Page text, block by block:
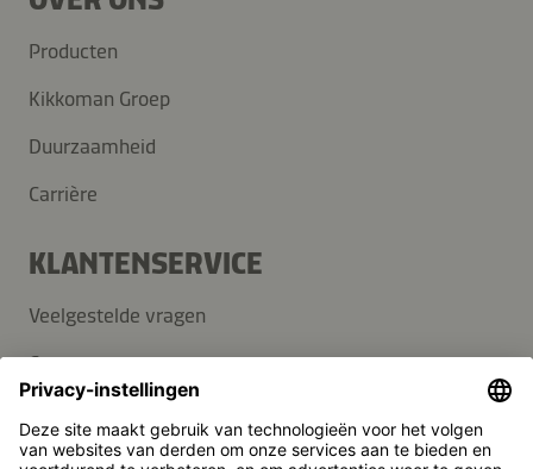
Producten
Kikkoman Groep
Duurzaamheid
Carrière
KLANTENSERVICE
Veelgestelde vragen
Contact
Pers